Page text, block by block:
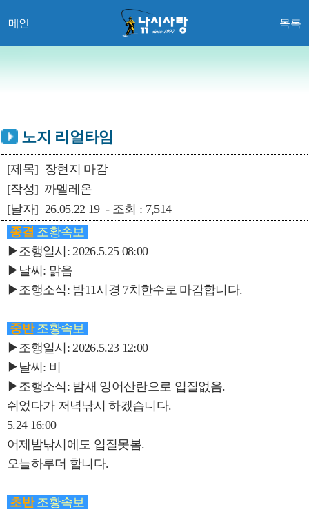
메인 목록
노지 리얼타임
[제목] 장현지 마감
[작성] 까멜레온
[날자] 26.05.22 19 - 조회 : 7,514
종결 조황속보
▶조행일시: 2026.5.25 08:00
▶날씨: 맑음
▶조행소식: 밤11시경 7치한수로 마감합니다.
중반 조황속보
▶조행일시: 2026.5.23 12:00
▶날씨: 비
▶조행소식: 밤새 잉어산란으로 입질없음.
쉬었다가 저녁낚시 하겠습니다.
5.24 16:00
어제밤낚시에도 입질못봄.
오늘하루더 합니다.
초반 조황속보